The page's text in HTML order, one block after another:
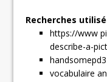
Recherches
https://www
describe-a-
vocabulaire